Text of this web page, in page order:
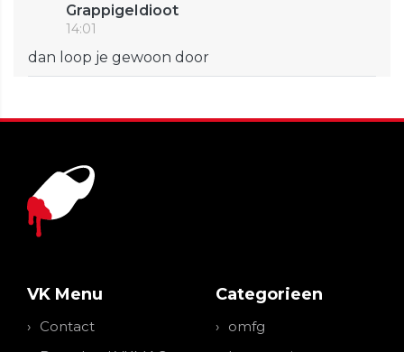
GrappigeIdioot
14:01
dan loop je gewoon door
VK Menu
Contact
Categorieen
omfg